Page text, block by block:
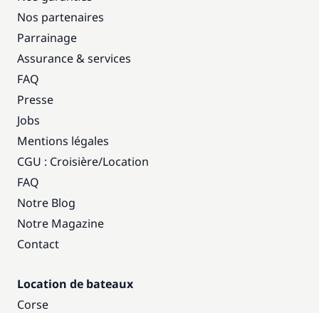
Nos partenaires
Parrainage
Assurance & services
FAQ
Presse
Jobs
Mentions légales
CGU : Croisière/Location
FAQ
Notre Blog
Notre Magazine
Contact
Location de bateaux
Corse